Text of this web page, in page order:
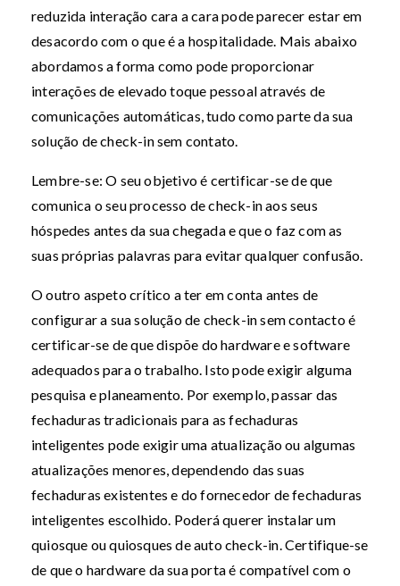
reduzida interação cara a cara pode parecer estar em
desacordo com o que é a hospitalidade. Mais abaixo
abordamos a forma como pode proporcionar
interações de elevado toque pessoal através de
comunicações automáticas, tudo como parte da sua
solução de check-in sem contato.
Lembre-se: O seu objetivo é certificar-se de que
comunica o seu processo de check-in aos seus
hóspedes antes da sua chegada e que o faz com as
suas próprias palavras para evitar qualquer confusão.
O outro aspeto crítico a ter em conta antes de
configurar a sua solução de check-in sem contacto é
certificar-se de que dispõe do hardware e software
adequados para o trabalho. Isto pode exigir alguma
pesquisa e planeamento. Por exemplo, passar das
fechaduras tradicionais para as fechaduras
inteligentes pode exigir uma atualização ou algumas
atualizações menores, dependendo das suas
fechaduras existentes e do fornecedor de fechaduras
inteligentes escolhido. Poderá querer instalar um
quiosque ou quiosques de auto check-in. Certifique-se
de que o hardware da sua porta é compatível com o